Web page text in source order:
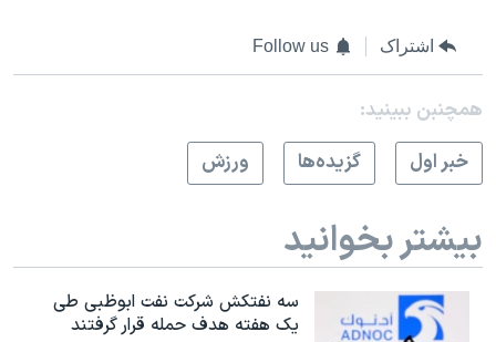
اشتراک Follow us
همچنبن ببینید:
خبر اول
گزيده‌ها ورزش
بیشتر بخوانید
سه نفتکش شرکت نفت ابوظبی طی
یک هفته هدف حمله قرار گرفتند